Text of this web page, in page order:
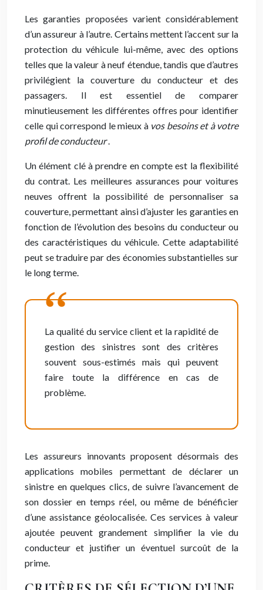
Les garanties proposées varient considérablement
d’un assureur à l’autre. Certains mettent l’accent sur la
protection du véhicule lui-même, avec des options
telles que la valeur à neuf étendue, tandis que d’autres
privilégient la couverture du conducteur et des
passagers. Il est essentiel de comparer
minutieusement les différentes offres pour identifier
celle qui correspond le mieux à vos besoins et à votre
profil de conducteur.
Un élément clé à prendre en compte est la flexibilité
du contrat. Les meilleures assurances pour voitures
neuves offrent la possibilité de personnaliser sa
couverture, permettant ainsi d’ajuster les garanties en
fonction de l’évolution des besoins du conducteur ou
des caractéristiques du véhicule. Cette adaptabilité
peut se traduire par des économies substantielles sur
le long terme.
La qualité du service client et la rapidité de
gestion des sinistres sont des critères
souvent sous-estimés mais qui peuvent
faire toute la différence en cas de
problème.
Les assureurs innovants proposent désormais des
applications mobiles permettant de déclarer un
sinistre en quelques clics, de suivre l’avancement de
son dossier en temps réel, ou même de bénéficier
d’une assistance géolocalisée. Ces services à valeur
ajoutée peuvent grandement simplifier la vie du
conducteur et justifier un éventuel surcoût de la
prime.